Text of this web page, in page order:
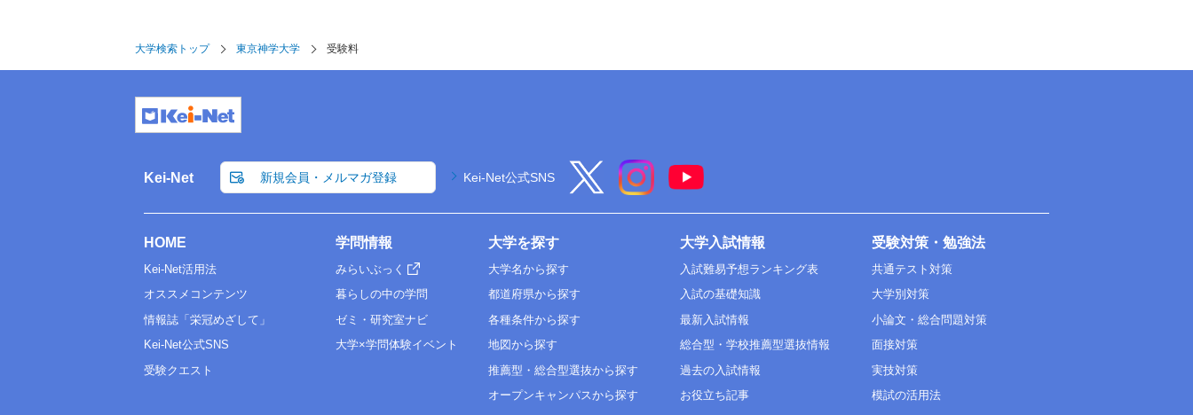
大学検索トップ 東京神学大学 受験料
Kei-Net 新規会員・メルマガ登録 Kei-Net公式SNS
HOME
Kei-Net活用法
オススメコンテンツ
情報誌「栄冠めざして」
Kei-Net公式SNS
受験クエスト
学問情報
みらいぶっく
暮らしの中の学問
ゼミ・研究室ナビ
大学×学問体験イベント
大学を探す
大学名から探す
都道府県から探す
各種条件から探す
地図から探す
推薦型・総合型選抜から探す
オープンキャンパスから探す
大学入試情報
入試難易予想ランキング表
入試の基礎知識
最新入試情報
総合型・学校推薦型選抜情報
過去の入試情報
お役立ち記事
受験対策・勉強法
共通テスト対策
大学別対策
小論文・総合問題対策
面接対策
実技対策
模試の活用法